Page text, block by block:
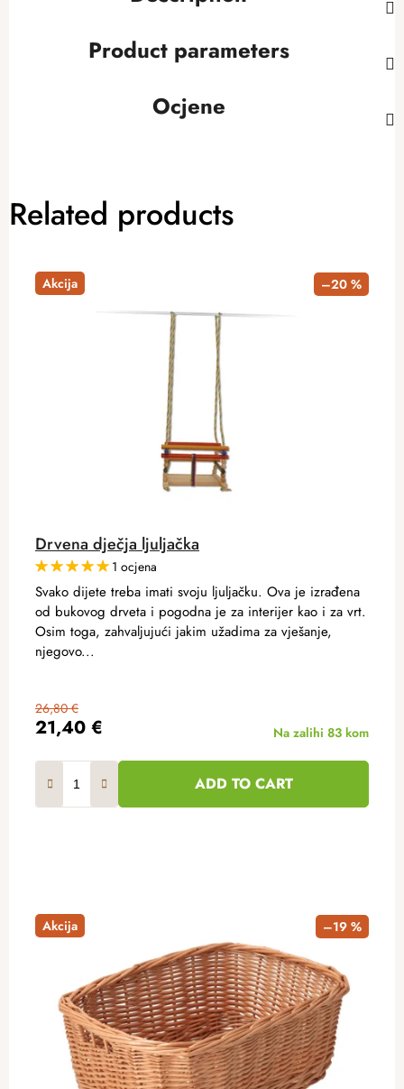
Product parameters
Ocjene
Related products
Akcija –20 %
Drvena dječja ljuljačka
1 ocjena
21,40 €
26,80 €
Na zalihi 83 kom
ADD TO CART
Svako dijete treba imati svoju ljuljačku. Ova je izrađena
od bukovog drveta i pogodna je za interijer kao i za vrt.
Osim toga, zahvaljujući jakim užadima za vješanje,
njegovo...
Akcija –19 %